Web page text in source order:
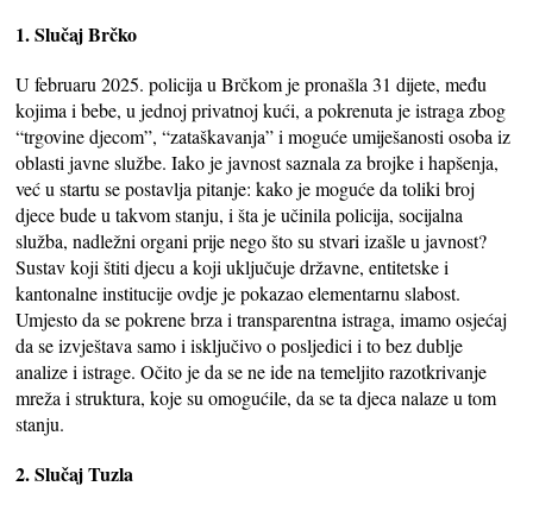
1. Slučaj Brčko
U februaru 2025. policija u Brčkom je pronašla 31 dijete, među
kojima i bebe, u jednoj privatnoj kući, a pokrenuta je istraga zbog
“trgovine djecom”, “zataškavanja” i moguće umiješanosti osoba iz
oblasti javne službe. Iako je javnost saznala za brojke i hapšenja,
već u startu se postavlja pitanje: kako je moguće da toliki broj
djece bude u takvom stanju, i šta je učinila policija, socijalna
služba, nadležni organi prije nego što su stvari izašle u javnost?
Sustav koji štiti djecu a koji uključuje državne, entitetske i
kantonalne institucije ovdje je pokazao elementarnu slabost.
Umjesto da se pokrene brza i transparentna istraga, imamo osjećaj
da se izvještava samo i isključivo o posljedici i to bez dublje
analize i istrage. Očito je da se ne ide na temeljito razotkrivanje
mreža i struktura, koje su omogućile, da se ta djeca nalaze u tom
stanju.
2. Slučaj Tuzla